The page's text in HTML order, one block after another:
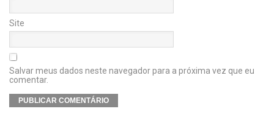
Site
Salvar meus dados neste navegador para a próxima vez que eu
comentar.